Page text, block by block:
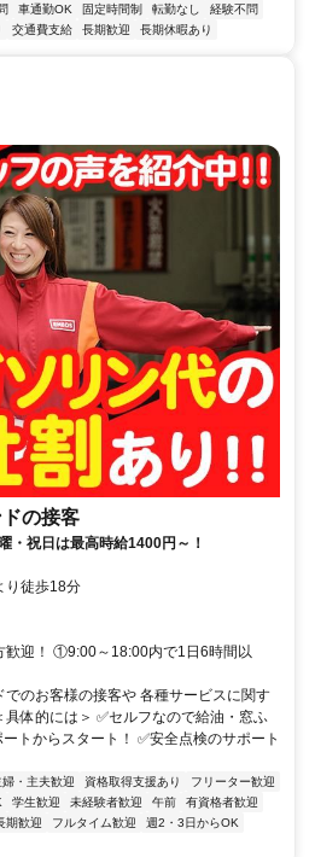
車通勤OK 固定時間制 転勤なし
経験不問
交通費支給 長期歓迎 長期休暇あり
の接客
・祝日は最高時給1400円～！
り徒歩18分
歓迎！ ①9:00～18:00内で1日6時間以
のお客様の接客や 各種サービスに関す
体的には＞ ✅セルフなので給油・窓ふ
トからスタート！ ✅安全点検のサポート
婦・主夫歓迎 資格取得支援あり
フリーター歓迎
学生歓迎 未経験者歓迎 午前
有資格者歓迎
期歓迎 フルタイム歓迎
週2・3日からOK